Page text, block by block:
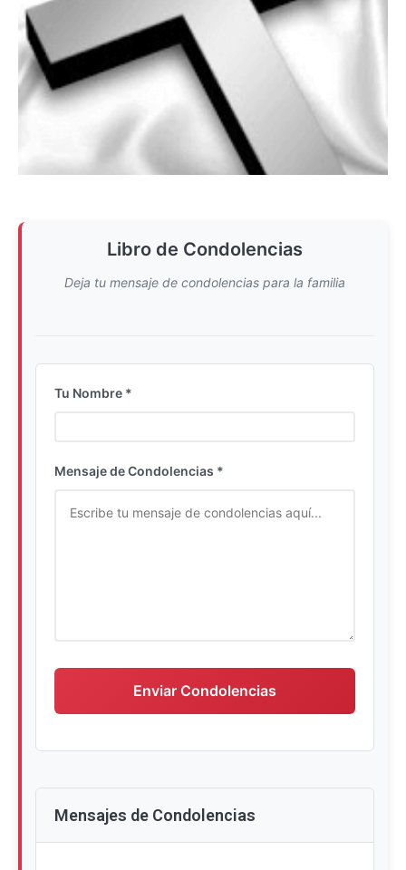
Libro de Condolencias
Deja tu mensaje de condolencias para la familia
Tu Nombre *
Mensaje de Condolencias *
Enviar Condolencias
Mensajes de Condolencias